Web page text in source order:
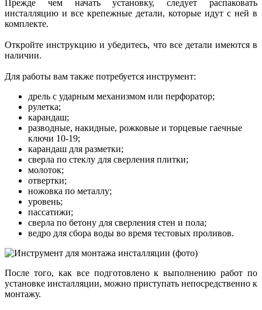
Прежде чем начать установку, следует распаковать
инсталляцию и все крепежные детали, которые идут с ней в
комплекте.
Откройте инструкцию и убедитесь, что все детали имеются в
наличии.
Для работы вам также потребуется инструмент:
дрель с ударным механизмом или перфоратор;
рулетка;
карандаш;
разводные, накидные, рожковые и торцевые гаечные
ключи 10-19;
карандаш для разметки;
сверла по стеклу для сверления плитки;
молоток;
отвертки;
ножовка по металлу;
уровень;
пассатижи;
сверла по бетону для сверления стен и пола;
ведро для сбора воды во время тестовых проливов.
После того, как все подготовлено к выполнению работ по
установке инсталляции, можно приступать непосредственно к
монтажу.